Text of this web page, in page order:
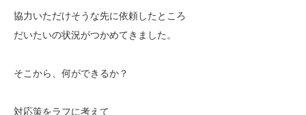
協力いただけそうな先に依頼したところ
だいたいの状況がつかめてきました。
そこから、何ができるか？
対応策をラフに考えて